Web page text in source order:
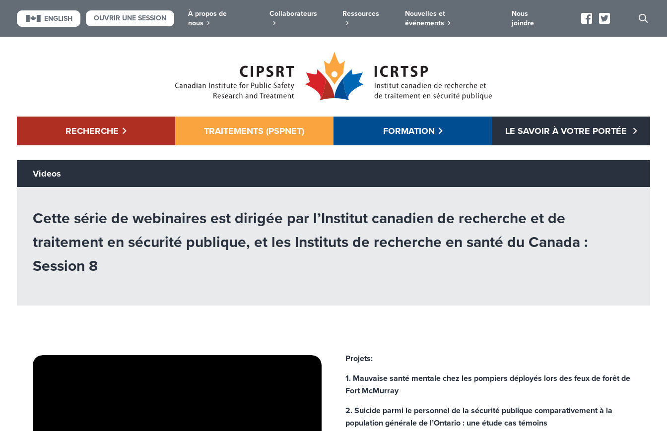
ENGLISH OUVRIR UNE SESSION
À propos de
nous
Collaborateurs Ressources
Nouvelles et
événements
Nous
joindre
RECHERCHE TRAITEMENTS (PSPNET) FORMATION LE SAVOIR À VOTRE PORTÉE
Videos
Cette série de webinaires est dirigée par l’Institut canadien de recherche et de
traitement en sécurité publique, et les Instituts de recherche en santé du Canada :
Session 8
Projets:
1. Mauvaise santé mentale chez les pompiers déployés lors des feux de forêt de
Fort McMurray
2. Suicide parmi le personnel de la sécurité publique comparativement à la
population générale de l’Ontario : une étude cas témoins